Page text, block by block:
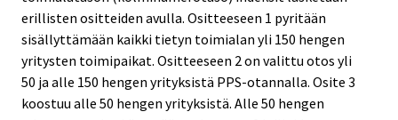
erillisten ositteiden avulla. Ositteeseen 1 pyritään
sisällyttämään kaikki tietyn toimialan yli 150 hengen
yritysten toimipaikat. Ositteeseen 2 on valittu otos yli
50 ja alle 150 hengen yrityksistä PPS-otannalla. Osite 3
koostuu alle 50 hengen yrityksistä. Alle 50 hengen